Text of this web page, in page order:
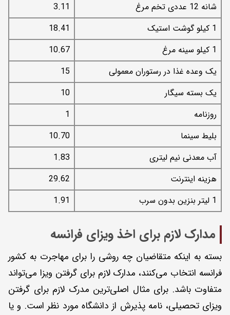
شانه 12 عددی تخم مرغ
3.11
1 کیلو گوشت استیک
18.41
1 کیلو سینه مرغ
10.67
یک وعده غذا در رستوران معمولی
15
یک بسته سیگار
10
روزنامه
1
بلیط سینما
10.70
آب معدنی نیم لیتری
1.83
هزینه اینترنت
29.62
1 لیتر بنزین بدون سرب
1.91
مدارک لازم برای اخذ ویزای فرانسه
بسته به اینکه متقاضیان چه روشی را برای مهاجرت به کشور
فرانسه انتخاب می‌کنند، مدارک لازم برای گرفتن ویزا می‌تواند
متفاوت باشد. برای مثال اصلی‌ترین مدرک لازم برای گرفتن
ویزای تحصیلی، نامه پذیرش از دانشگاه مورد نظر است. و یا